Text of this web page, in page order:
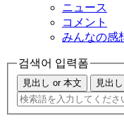
ニュース
コメント
みんなの感
검색어 입력폼
見出し or 本文 見出